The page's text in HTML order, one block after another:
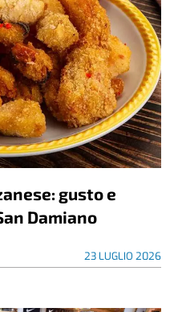
gusto e
Damiano
23 LUGLIO 2026